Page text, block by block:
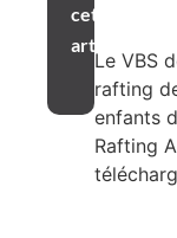
cet
article
Le VBS
rafting
enfants
Rafting